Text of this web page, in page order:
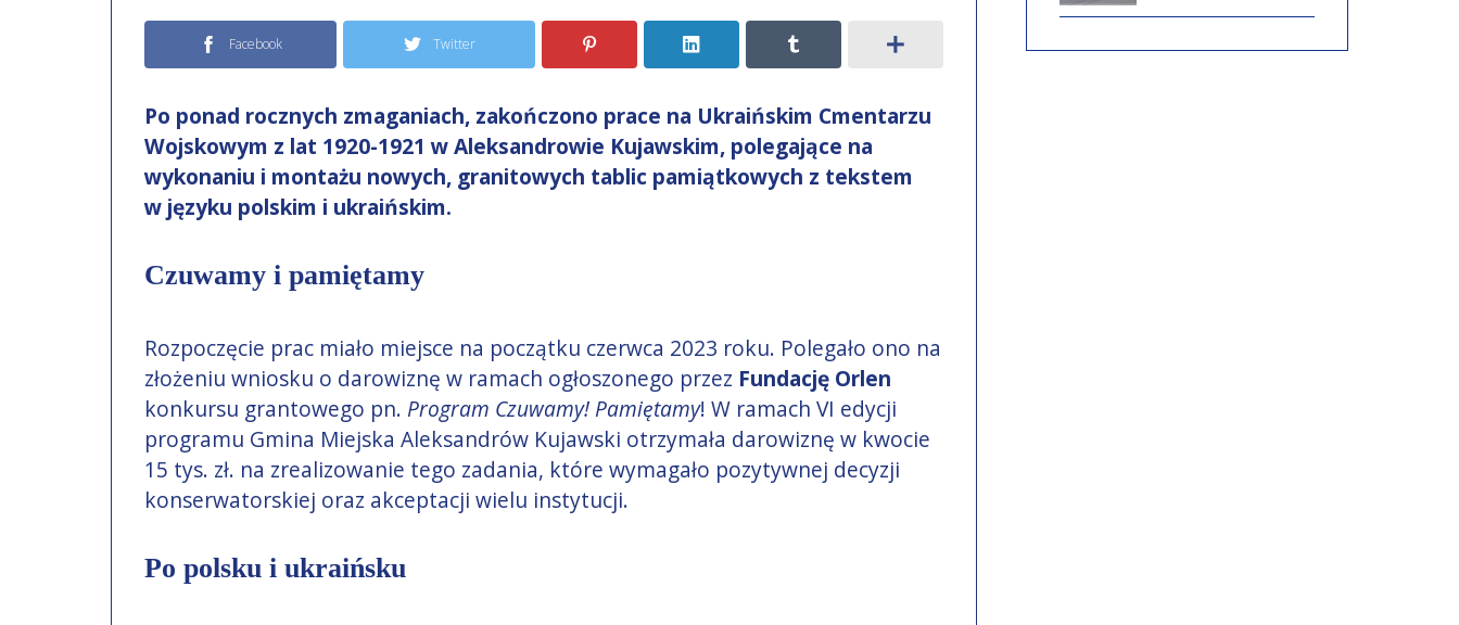
Facebook Twitter
Po ponad rocznych zmaganiach, zakończono prace na Ukraińskim Cmentarzu
Wojskowym z lat 1920-1921 w Aleksandrowie Kujawskim, polegające na
wykonaniu i montażu nowych, granitowych tablic pamiątkowych z tekstem
w języku polskim i ukraińskim.
Czuwamy i pamiętamy
Rozpoczęcie prac miało miejsce na początku czerwca 2023 roku. Polegało ono na
złożeniu wniosku o darowiznę w ramach ogłoszonego przez Fundację Orlen
konkursu grantowego pn. Program Czuwamy! Pamiętamy! W ramach VI edycji
programu Gmina Miejska Aleksandrów Kujawski otrzymała darowiznę w kwocie
15 tys. zł. na zrealizowanie tego zadania, które wymagało pozytywnej decyzji
konserwatorskiej oraz akceptacji wielu instytucji.
Po polsku i ukraińsku